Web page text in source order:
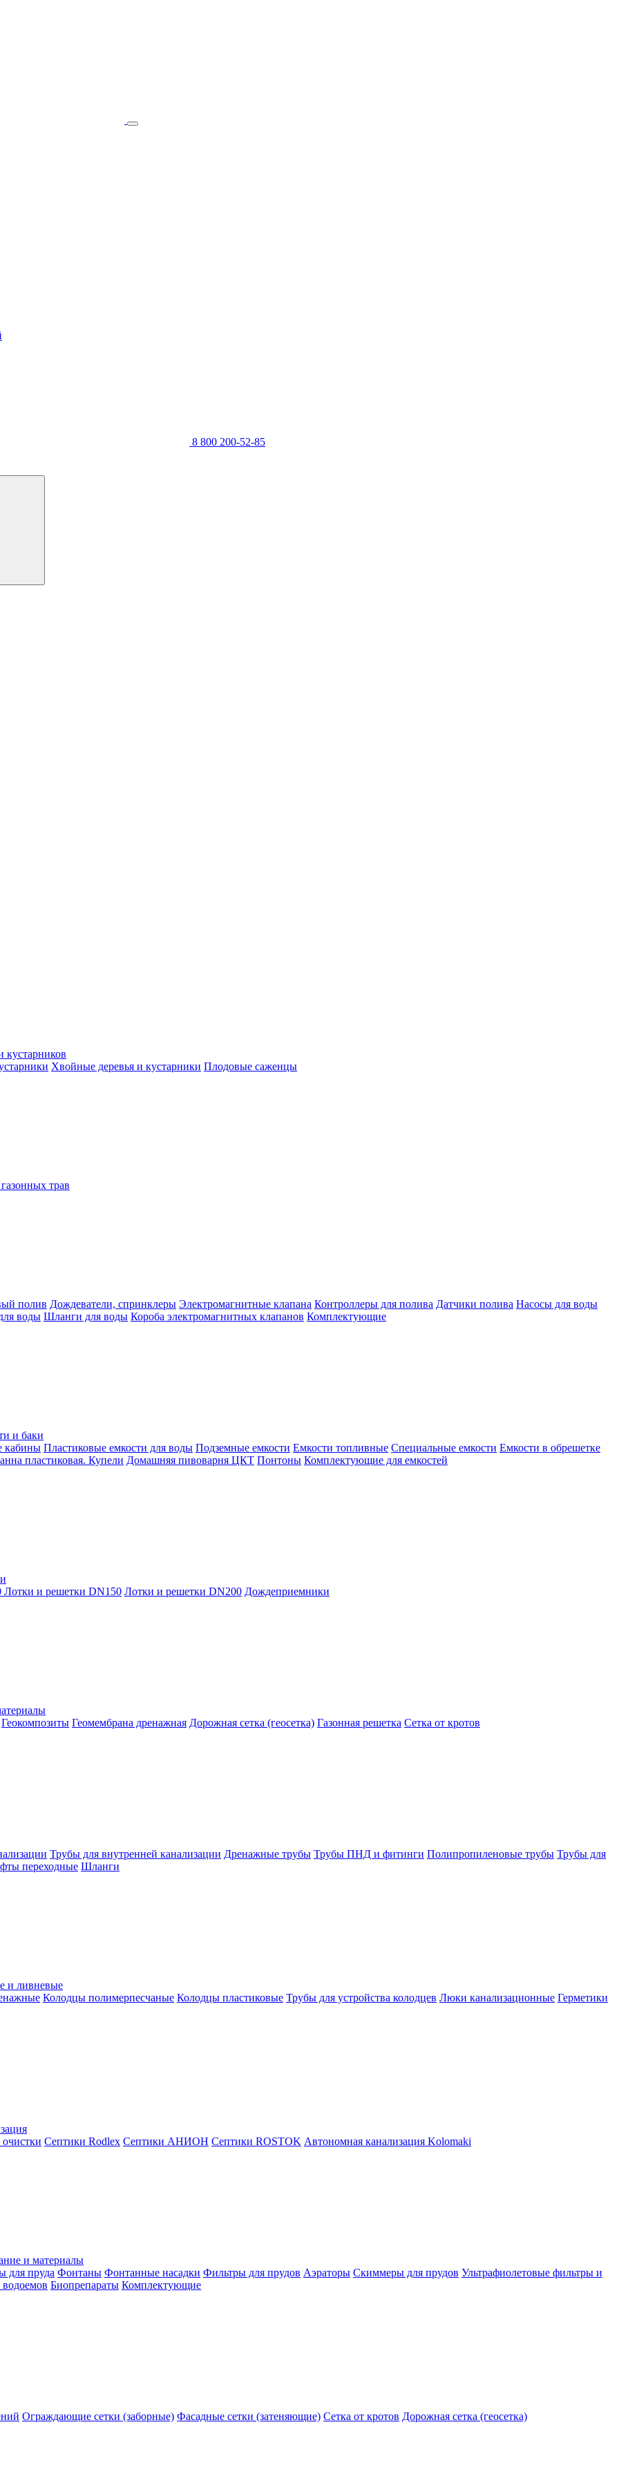
8 800 200-52-85
кустарников
Хвойные деревья и кустарники Плодовые саженцы
трав
полив Дождеватели, спринклеры Электромагнитные клапана Контроллеры для полива Датчики полива Насосы для воды
воды Шланги для воды Короба электромагнитных клапанов Комплектующие
и баки
кабины Пластиковые емкости для воды Подземные емкости Емкости топливные Специальные емкости Емкости в обрешетке
пластиковая. Купели Домашняя пивоварня ЦКТ Понтоны Комплектующие для емкостей
Лотки и решетки DN150 Лотки и решетки DN200 Дождеприемники
Геокомпозиты Геомембрана дренажная Дорожная сетка (геосетка) Газонная решетка Сетка от кротов
Трубы для внутренней канализации Дренажные трубы Трубы ПНД и фитинги Полипропиленовые трубы Трубы для
переходные Шланги
и ливневые
Колодцы полимерпесчаные Колодцы пластиковые Трубы для устройства колодцев Люки канализационные Герметики
Септики Rodlex Септики АНИОН Септики ROSTOK Автономная канализация Kolomaki
и материалы
для пруда Фонтаны Фонтанные насадки Фильтры для прудов Аэраторы Скиммеры для прудов Ультрафиолетовые фильтры и
Биопрепараты Комплектующие
Ограждающие сетки (заборные) Фасадные сетки (затеняющие) Сетка от кротов Дорожная сетка (геосетка)